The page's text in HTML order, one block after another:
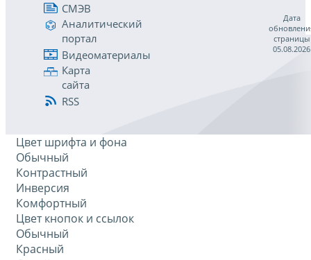
СМЭВ
Аналитический
портал
Видеоматериалы
Карта
сайта
RSS
Дата
страницы
05.08.2026
Цвет шрифта и фона
Обычный
Контрастный
Инверсия
Комфортный
Цвет кнопок и ссылок
Обычный
Красный